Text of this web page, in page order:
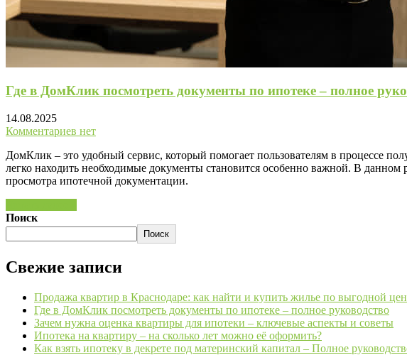
Где в ДомКлик посмотреть документы по ипотеке – полное
14.08.2025
Комментариев нет
ДомКлик – это удобный сервис, который помогает пользователям в процессе
легко находить необходимые документы становится особенно важной. В
просмотра ипотечной документации.
Поиск
Поиск
Свежие записи
Продажа квартир в Краснодаре: как найти и купить жилье по выгодной
Где в ДомКлик посмотреть документы по ипотеке – полное руководство
Зачем нужна оценка квартиры для ипотеки – ключевые аспекты и советы
Ипотека на квартиру – на сколько лет можно её оформить?
Как взять ипотеку в декрете под материнский капитал – Полное